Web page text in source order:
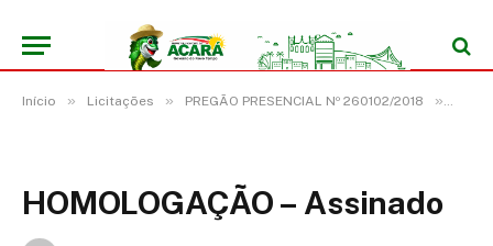
Início » Licitações » PREGÃO PRESENCIAL Nº 260102/2018 »
HOMOLOGAÇÃO – Assinado